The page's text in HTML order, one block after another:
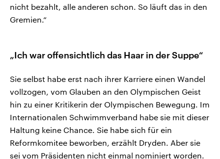
nicht bezahlt, alle anderen schon. So läuft das in den
Gremien.“
„Ich war offensichtlich das Haar in der Suppe“
Sie selbst habe erst nach ihrer Karriere einen Wandel
vollzogen, vom Glauben an den Olympischen Geist
hin zu einer Kritikerin der Olympischen Bewegung. Im
Internationalen Schwimmverband habe sie mit dieser
Haltung keine Chance. Sie habe sich für ein
Reformkomitee beworben, erzählt Dryden. Aber sie
sei vom Präsidenten nicht einmal nominiert worden.